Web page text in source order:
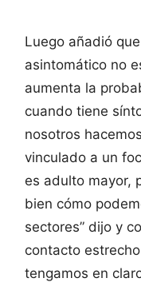
Luego añadió
asintomático no
aumenta la
cuando tiene
nosotros
vinculado a un
es adulto mayor,
bien cómo
sectores” dijo y
contacto
tengamos en